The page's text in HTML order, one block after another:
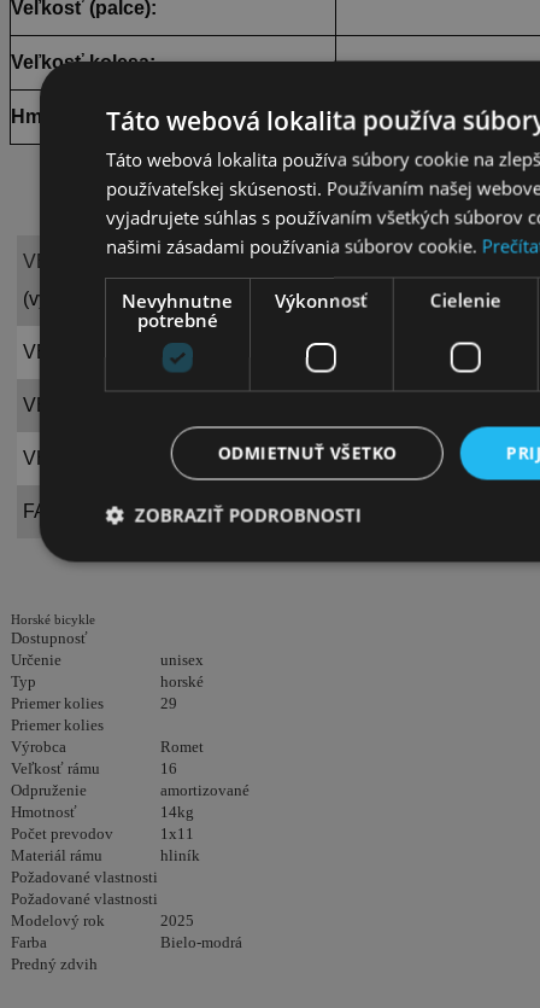
Veľkosť (palce):
Veľkosť kolesa:
Hmotnosť:
VEĽKOSTNÁ TABUĽKA:
(výška v cm)
Od 174 cm do 182 cm
VEĽKOSŤ RÁMU:
VEĽKOSŤ KOLESA:
VHODNÉ PRE POHLAVIE: Unisex
FARBA: Bielo-modrá
Horské bicykle
Dostupnosť
Určenie
unisex
Typ
horské
Priemer kolies
29
Priemer kolies
Výrobca
Romet
Veľkosť rámu
16
Odpruženie
amortizované
Hmotnosť
14kg
Počet prevodov
1x11
Materiál rámu
hliník
Požadované vlastnosti
Požadované vlastnosti
Modelový rok
2025
Farba
Bielo-modrá
Predný zdvih
Táto webová lokalita používa
Táto webová lokalita používa súbory cookie na
používateľskej skúsenosti. Používaním našej
vyjadrujete súhlas s používaním všetkých súborov
našimi zásadami používania súborov cookie.
Nevyhnutne
potrebné
Výkonnosť Cielenie
ODMIETNUŤ VŠETKO
ZOBRAZIŤ PODROBNOSTI